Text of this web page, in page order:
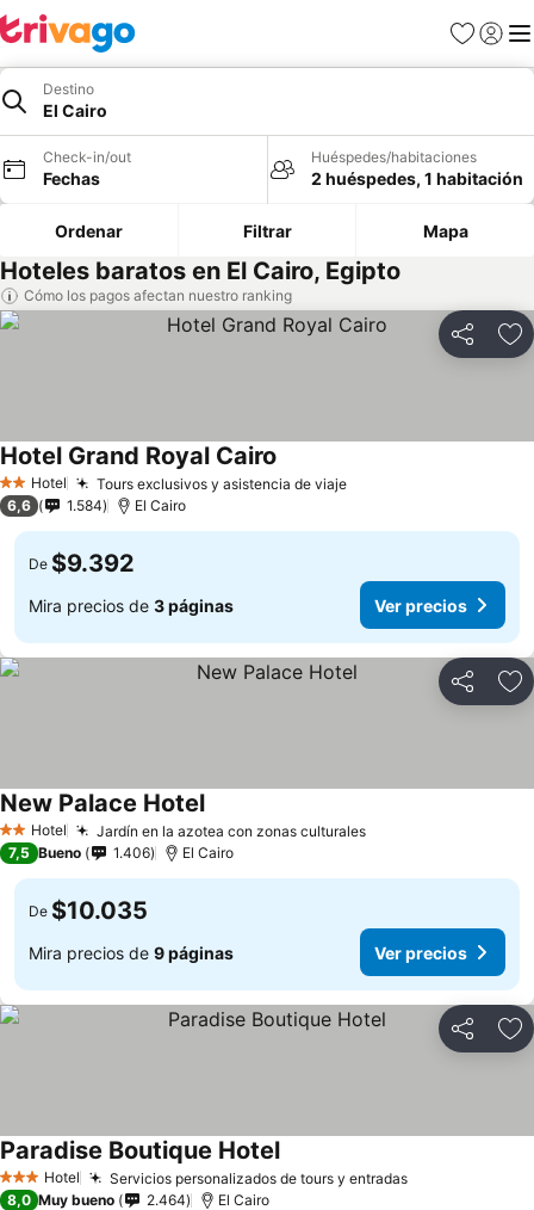
Favoritos
Iniciar
Destino
El Cairo
Check-in/out
Fechas
Huéspedes/habitaciones
2 huéspedes, 1 habitación
Ordenar Filtrar Mapa
Hoteles baratos en El Cairo, Egipto
Cómo los pagos afectan nuestro ranking
Compartir
2 Estrellas
Hotel Tours exclusivos y asistencia de viaje
Hotel Grand Royal Cairo
6,6 1.584 El Cairo
De $9.392
Mira precios de 3 páginas Ver precios
Compartir
2 Estrellas
Hotel Jardín en la azotea con zonas culturales
New Palace Hotel
7,5 Bueno 1.406 El Cairo
De $10.035
Mira precios de 9 páginas Ver precios
Compartir
3 Estrellas
Hotel Servicios personalizados de tours y entradas
Paradise Boutique Hotel
8,0 Muy bueno 2.464 El Cairo